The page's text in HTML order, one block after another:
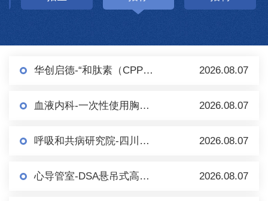
华创启德-“和肽素（CPP）检测（化学发光法）试剂盒及配套设备”项目 采购公告（第二轮） 2026.08.07
血液内科-一次性使用胸骨穿刺针及套件（一次性骨髓穿刺包） 市场调研 2026.08.07
呼吸和共病研究院-四川大学华西医院百万人群队列研究信息系统 市场调研 2026.08.07
心导管室-DSA悬吊式高压注射（泵）系统 市场调研 2026.08.07